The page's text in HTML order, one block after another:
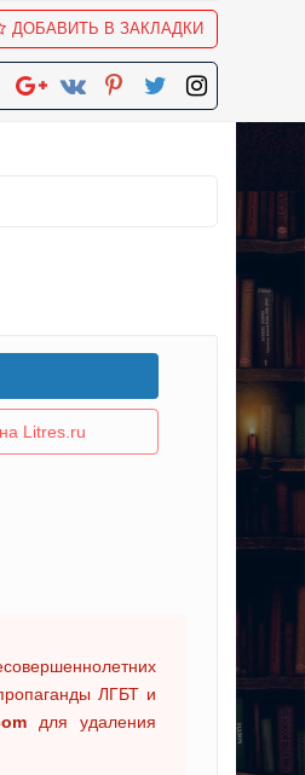
ДОБАВИТЬ В ЗАКЛАДКИ
Litres.ru
ЛГБТ и
для удаления